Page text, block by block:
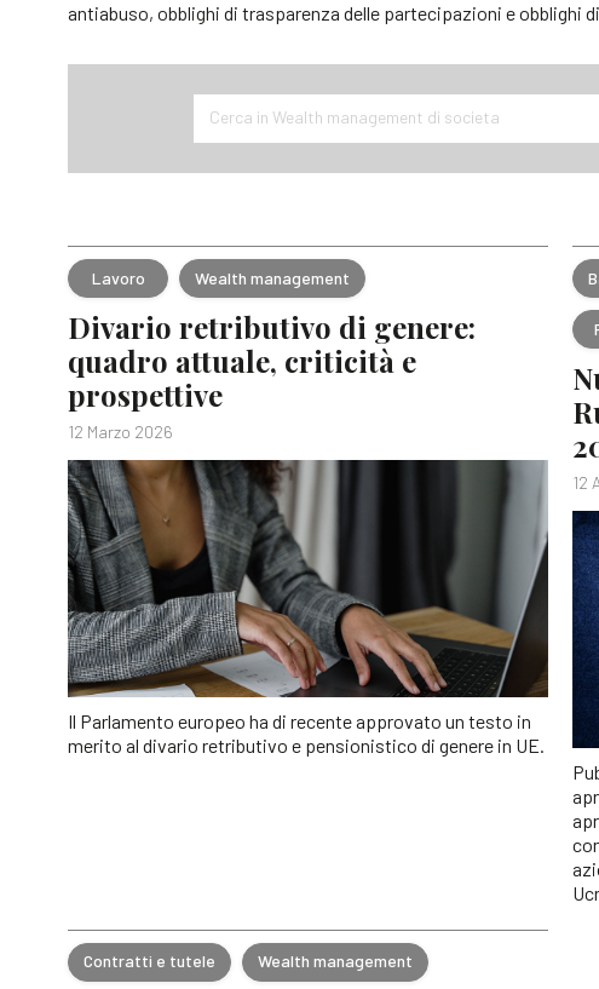
antiabuso, obblighi di trasparenza delle partecipazioni e obblighi
Cerca in Wealth management di societa
Lavoro Wealth management
Divario retributivo di genere:
quadro attuale, criticità e
prospettive
12 Marzo 2026
Il Parlamento europeo ha di recente approvato un testo in
merito al divario retributivo e pensionistico di genere in UE.
12
Contratti e tutele Wealth management